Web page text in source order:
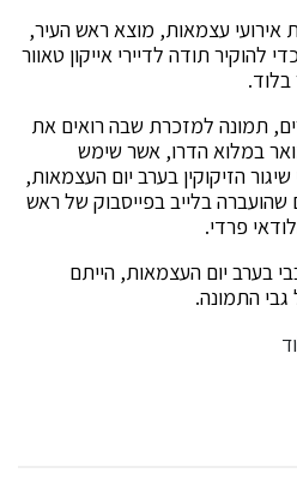
אירועי עצמאות, מוצא ראש העיר,
להוקיר תודה לדיירי אייקון טאוור
תמונה למזכרת שבה רואים את
במלוא הדרו, אשר שימש
לכל 5 מוקדי שיגור הזיקוקין בערב יום העצמאות,
שהועברה בלייב בפייסבוק של ראש
בערב יום העצמאות, הייתם
התמונה.